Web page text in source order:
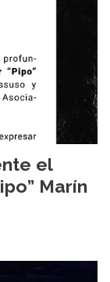
el
Marín